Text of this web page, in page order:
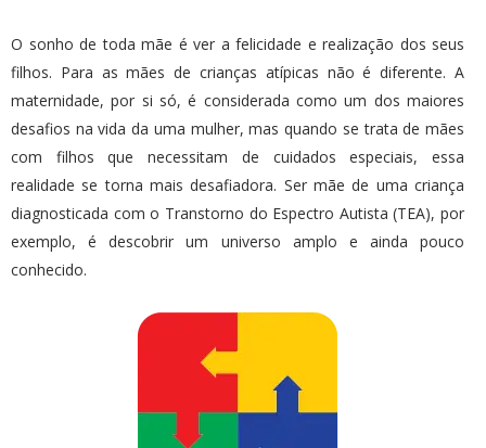
O sonho de toda mãe é ver a felicidade e realização dos seus
filhos. Para as mães de crianças atípicas não é diferente. A
maternidade, por si só, é considerada como um dos maiores
desafios na vida da uma mulher, mas quando se trata de mães
com filhos que necessitam de cuidados especiais, essa
realidade se torna mais desafiadora. Ser mãe de uma criança
diagnosticada com o Transtorno do Espectro Autista (TEA), por
exemplo, é descobrir um universo amplo e ainda pouco
conhecido.